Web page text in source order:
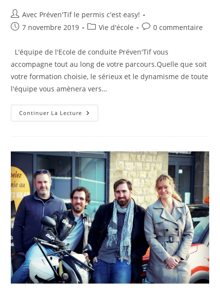
Auteur/autrice
de
Avec Préven'Tif le permis c'est easy!
Publication
7 novembre 2019
PostVie d'école
Commentaires
la
publication :
0 commentaire
L'équipe de l'Ecole de conduite Préven'Tif vous
accompagne tout au long de votre parcours.Quelle que soit
votre formation choisie, le sérieux et le dynamisme de toute
l'équipe vous amènera vers…
Continuer La Lecture Ducey